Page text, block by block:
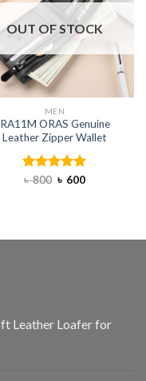
OUT OF STOCK
MEN
RA11M ORAS Genuine
Leather Zipper Wallet
Rated5.00
৳800 ৳ 600
Leather Loafer for